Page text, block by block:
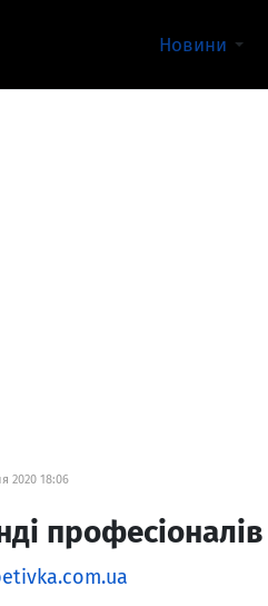
Новини
2020 18:06
професіоналів